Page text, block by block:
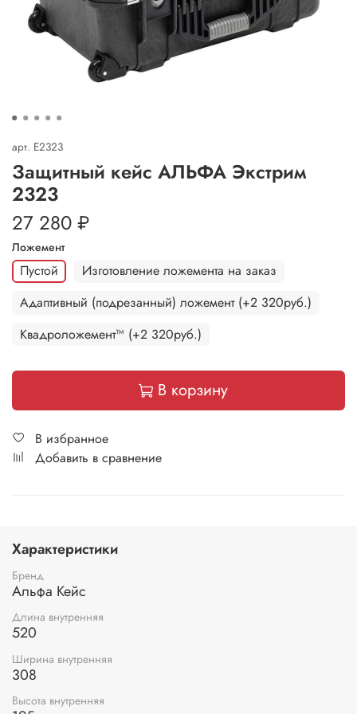
арт. E2323
Защитный кейс АЛЬФА Экстрим
2323
27 280 ₽
Ложемент
Пустой
Изготовление ложемента на заказ
Адаптивный (подрезанный) ложемент (+2 320руб.)
Квадроложемент™ (+2 320руб.)
В корзину
В избранное
Добавить в сравнение
Характеристики
Бренд
Альфа Кейс
Длина внутренняя
520
Ширина внутренняя
308
Высота внутренняя